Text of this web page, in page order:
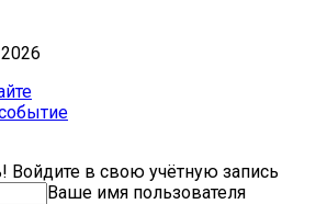
Войдите в свою учётную запись
Ваше имя пользователя